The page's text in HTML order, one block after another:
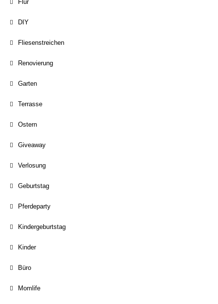
Flur
DIY
Fliesenstreichen
Renovierung
Garten
Terrasse
Ostern
Giveaway
Verlosung
Geburtstag
Pferdeparty
Kindergeburtstag
Kinder
Büro
Momlife